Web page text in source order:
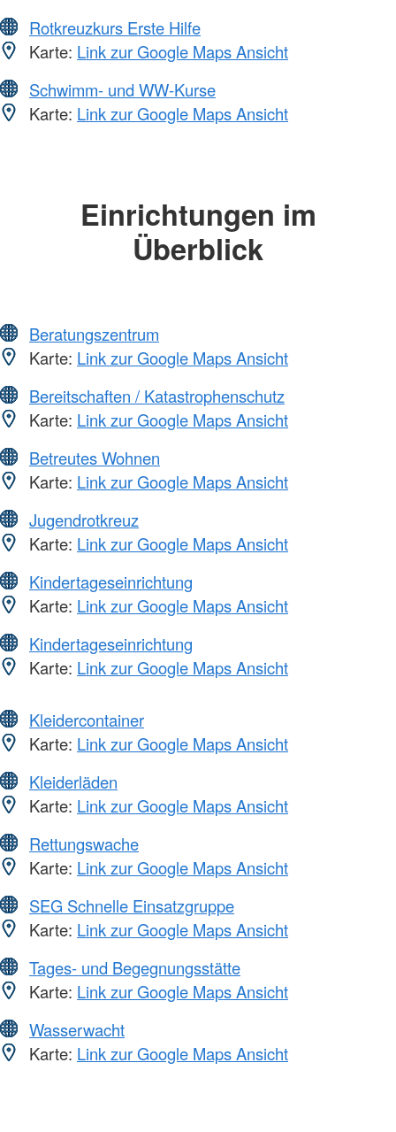
Rotkreuzkurs Erste Hilfe
Karte: Link zur Google Maps Ansicht
Schwimm- und WW-Kurse
Karte: Link zur Google Maps Ansicht
Einrichtungen im
Überblick
Beratungszentrum
Karte: Link zur Google Maps Ansicht
Bereitschaften / Katastrophenschutz
Karte: Link zur Google Maps Ansicht
Betreutes Wohnen
Karte: Link zur Google Maps Ansicht
Jugendrotkreuz
Karte: Link zur Google Maps Ansicht
Kindertageseinrichtung
Karte: Link zur Google Maps Ansicht
Kindertageseinrichtung
Karte: Link zur Google Maps Ansicht
Kleidercontainer
Karte: Link zur Google Maps Ansicht
Kleiderläden
Karte: Link zur Google Maps Ansicht
Rettungswache
Karte: Link zur Google Maps Ansicht
SEG Schnelle Einsatzgruppe
Karte: Link zur Google Maps Ansicht
Tages- und Begegnungsstätte
Karte: Link zur Google Maps Ansicht
Wasserwacht
Karte: Link zur Google Maps Ansicht